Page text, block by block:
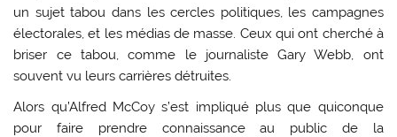
un sujet tabou dans les cercles politiques, les campagnes
électorales, et les médias de masse. Ceux qui ont cherché à
briser ce tabou, comme le journaliste Gary Webb, ont
souvent vu leurs carrières détruites.
Alors qu’Alfred McCoy s’est impliqué plus que quiconque
pour faire prendre connaissance au public de la